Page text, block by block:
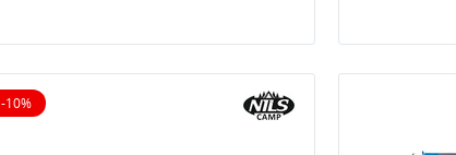
-10%
10% reduziert